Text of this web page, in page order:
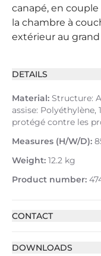
canapé, en
la chambre à
extérieur au grand
DETAILS
Material: Structure:
assise:
protégé contre les
Measures (H/W/D):
Weight: 12.2 kg
Product number:
CONTACT
DOWNLOADS